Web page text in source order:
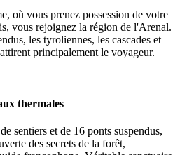
où vous prenez possession de votre
vous rejoignez la région de l'Arenal.
les tyroliennes, les cascades et
principalement le voyageur.
thermales
sentiers et de 16 ponts suspendus,
des secrets de la forêt,